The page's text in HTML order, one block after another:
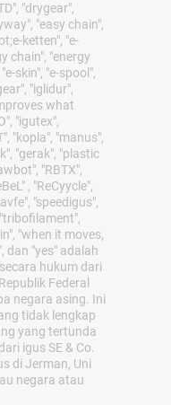
"drygear",
"easy chain",
ketten", "e-
chain", "energy
skin", "e-spool",
"iglidur",
what
"igutex",
"kopla", "manus",
"gerak", "plastic
"RBTX",
, "ReCyycle",
"speedigus",
"when it moves,
dan "yes" adalah
hukum dari
Federal
negara asing. Ini
tidak lengkap
yang tertunda
igus SE & Co.
di Jerman, Uni
negara atau